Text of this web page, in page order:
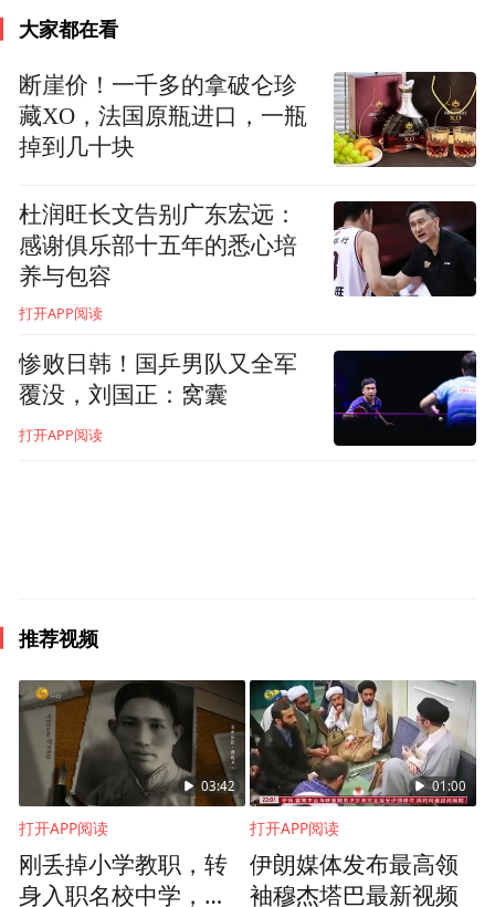
大家都在看
断崖价！一千多的拿破仑珍
藏XO，法国原瓶进口，一瓶
掉到几十块
杜润旺长文告别广东宏远：
感谢俱乐部十五年的悉心培
养与包容
打开APP阅读
惨败日韩！国乒男队又全军
覆没，刘国正：窝囊
打开APP阅读
推荐视频
03:42
打开APP阅读
刚丢掉小学教职，转
身入职名校中学，傅
01:00
打开APP阅读
伊朗媒体发布最高领
袖穆杰塔巴最新视频